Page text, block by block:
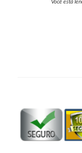
Você está